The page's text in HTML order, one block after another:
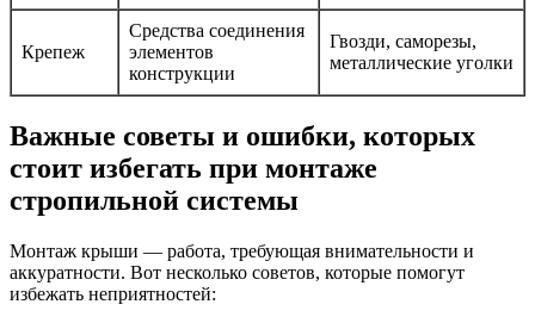
Крепеж
Средства соединения
элементов
конструкции
Гвозди, саморезы,
металлические уголки
Важные советы и ошибки, которых
стоит избегать при монтаже
стропильной системы
Монтаж крыши — работа, требующая внимательности и
аккуратности. Вот несколько советов, которые помогут
избежать неприятностей: